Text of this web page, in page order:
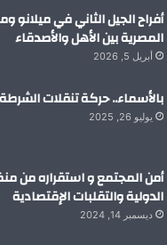
أفراح الجيل الثاني في ميلانو
المصرية بين الأهل والأصدقاء
أبريل 5, 2026
بالأسماء.. حركة تنقلات الشرطة
يوليو 26, 2025
أمن المجتمع و استقراره من
الدولية والتقلبات الإقتصادية
ديسمبر 14, 2024